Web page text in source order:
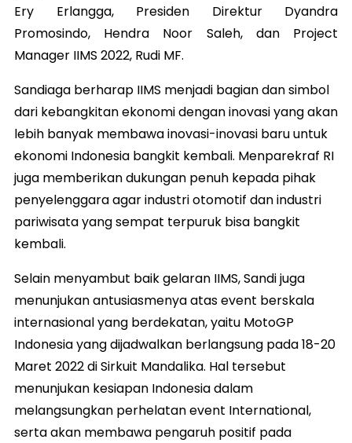
Ery Erlangga, Presiden Direktur Dyandra
Promosindo, Hendra Noor Saleh, dan Project
Manager IIMS 2022, Rudi MF.
Sandiaga berharap IIMS menjadi bagian dan simbol
dari kebangkitan ekonomi dengan inovasi yang akan
lebih banyak membawa inovasi-inovasi baru untuk
ekonomi Indonesia bangkit kembali. Menparekraf RI
juga memberikan dukungan penuh kepada pihak
penyelenggara agar industri otomotif dan industri
pariwisata yang sempat terpuruk bisa bangkit
kembali.
Selain menyambut baik gelaran IIMS, Sandi juga
menunjukan antusiasmenya atas event berskala
internasional yang berdekatan, yaitu MotoGP
Indonesia yang dijadwalkan berlangsung pada 18-20
Maret 2022 di Sirkuit Mandalika. Hal tersebut
menunjukan kesiapan Indonesia dalam
melangsungkan perhelatan event International,
serta akan membawa pengaruh positif pada